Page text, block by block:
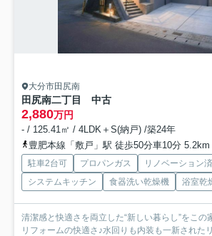
大分市田尻南
田尻南二丁目 中古
2,880万円
- / 125.41㎡ / 4LDK＋S(納戸) /築24年
豊肥本線「敷戸」駅 徒歩50分車10分 5.2km
駐車2台可 プロパンガス
リノベーション済
システムキッチン
食器洗い乾燥機 浴室乾
清潔感と快適さを両立した“新しい暮らし”をこの
リフォームの快適さ♪水回りも内装も一新された